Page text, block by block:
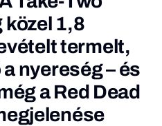
1,8
termelt,
nyereség – és
a Red Dead